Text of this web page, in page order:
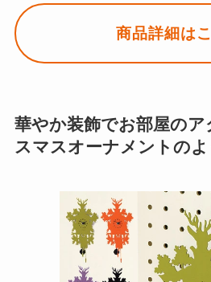
商品詳細は
華やか装飾でお部屋のア
スマスオーナメントの